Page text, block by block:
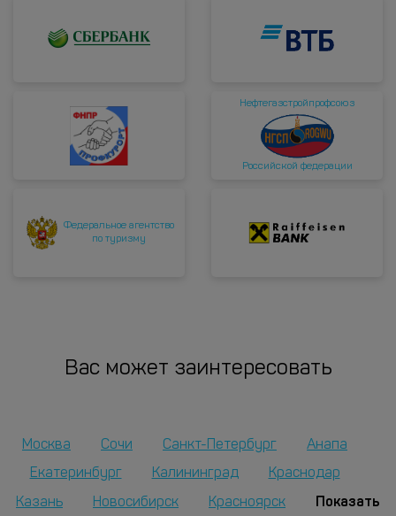
Нефтегазстройпрофсоюз
Российской федерации
Федеральное агентство
по туризму
Вас может заинтересовать
Москва Сочи Санкт-Петербург
Анапа
Екатеринбург
Калининград Краснодар
Казань Новосибирск Красноярск Показать